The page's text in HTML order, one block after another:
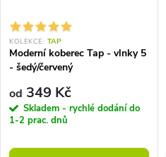
KOLEKCE: TAP
Moderní koberec Tap - vlnky 5
- šedý/červený
od 349 Kč
Skladem - rychlé dodání do
1-2 prac. dnů